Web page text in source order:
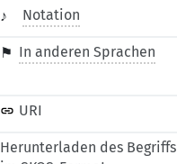
Notation
In anderen Sprachen
URI
Herunterladen des Begriffs